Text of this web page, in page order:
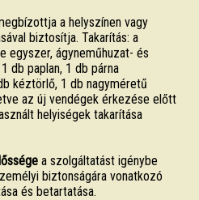
a helyszínen vagy
biztosítja. Takarítás: a
egyszer, ágyneműhuzat- és
db paplan, 1 db párna
kéztörlő, 1 db nagyméretű
az új vendégek érkezése előtt
helyiségek takarítása
a szolgáltatást igénybe
biztonságára vonatkozó
és betartatása.